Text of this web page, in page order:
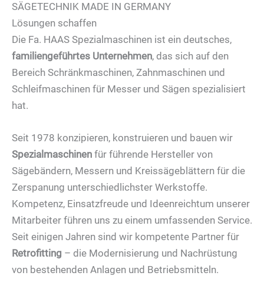
SÄGETECHNIK MADE IN GERMANY
Lösungen schaffen
Die Fa. HAAS Spezialmaschinen ist ein deutsches,
familiengeführtes Unternehmen, das sich auf den
Bereich Schränkmaschinen, Zahnmaschinen und
Schleifmaschinen für Messer und Sägen spezialisiert
hat.
Seit 1978 konzipieren, konstruieren und bauen wir
Spezialmaschinen für führende Hersteller von
Sägebändern, Messern und Kreissägeblättern für die
Zerspanung unterschiedlichster Werkstoffe.
Kompetenz, Einsatzfreude und Ideenreichtum unserer
Mitarbeiter führen uns zu einem umfassenden Service.
Seit einigen Jahren sind wir kompetente Partner für
Retrofitting – die Modernisierung und Nachrüstung
von bestehenden Anlagen und Betriebsmitteln.